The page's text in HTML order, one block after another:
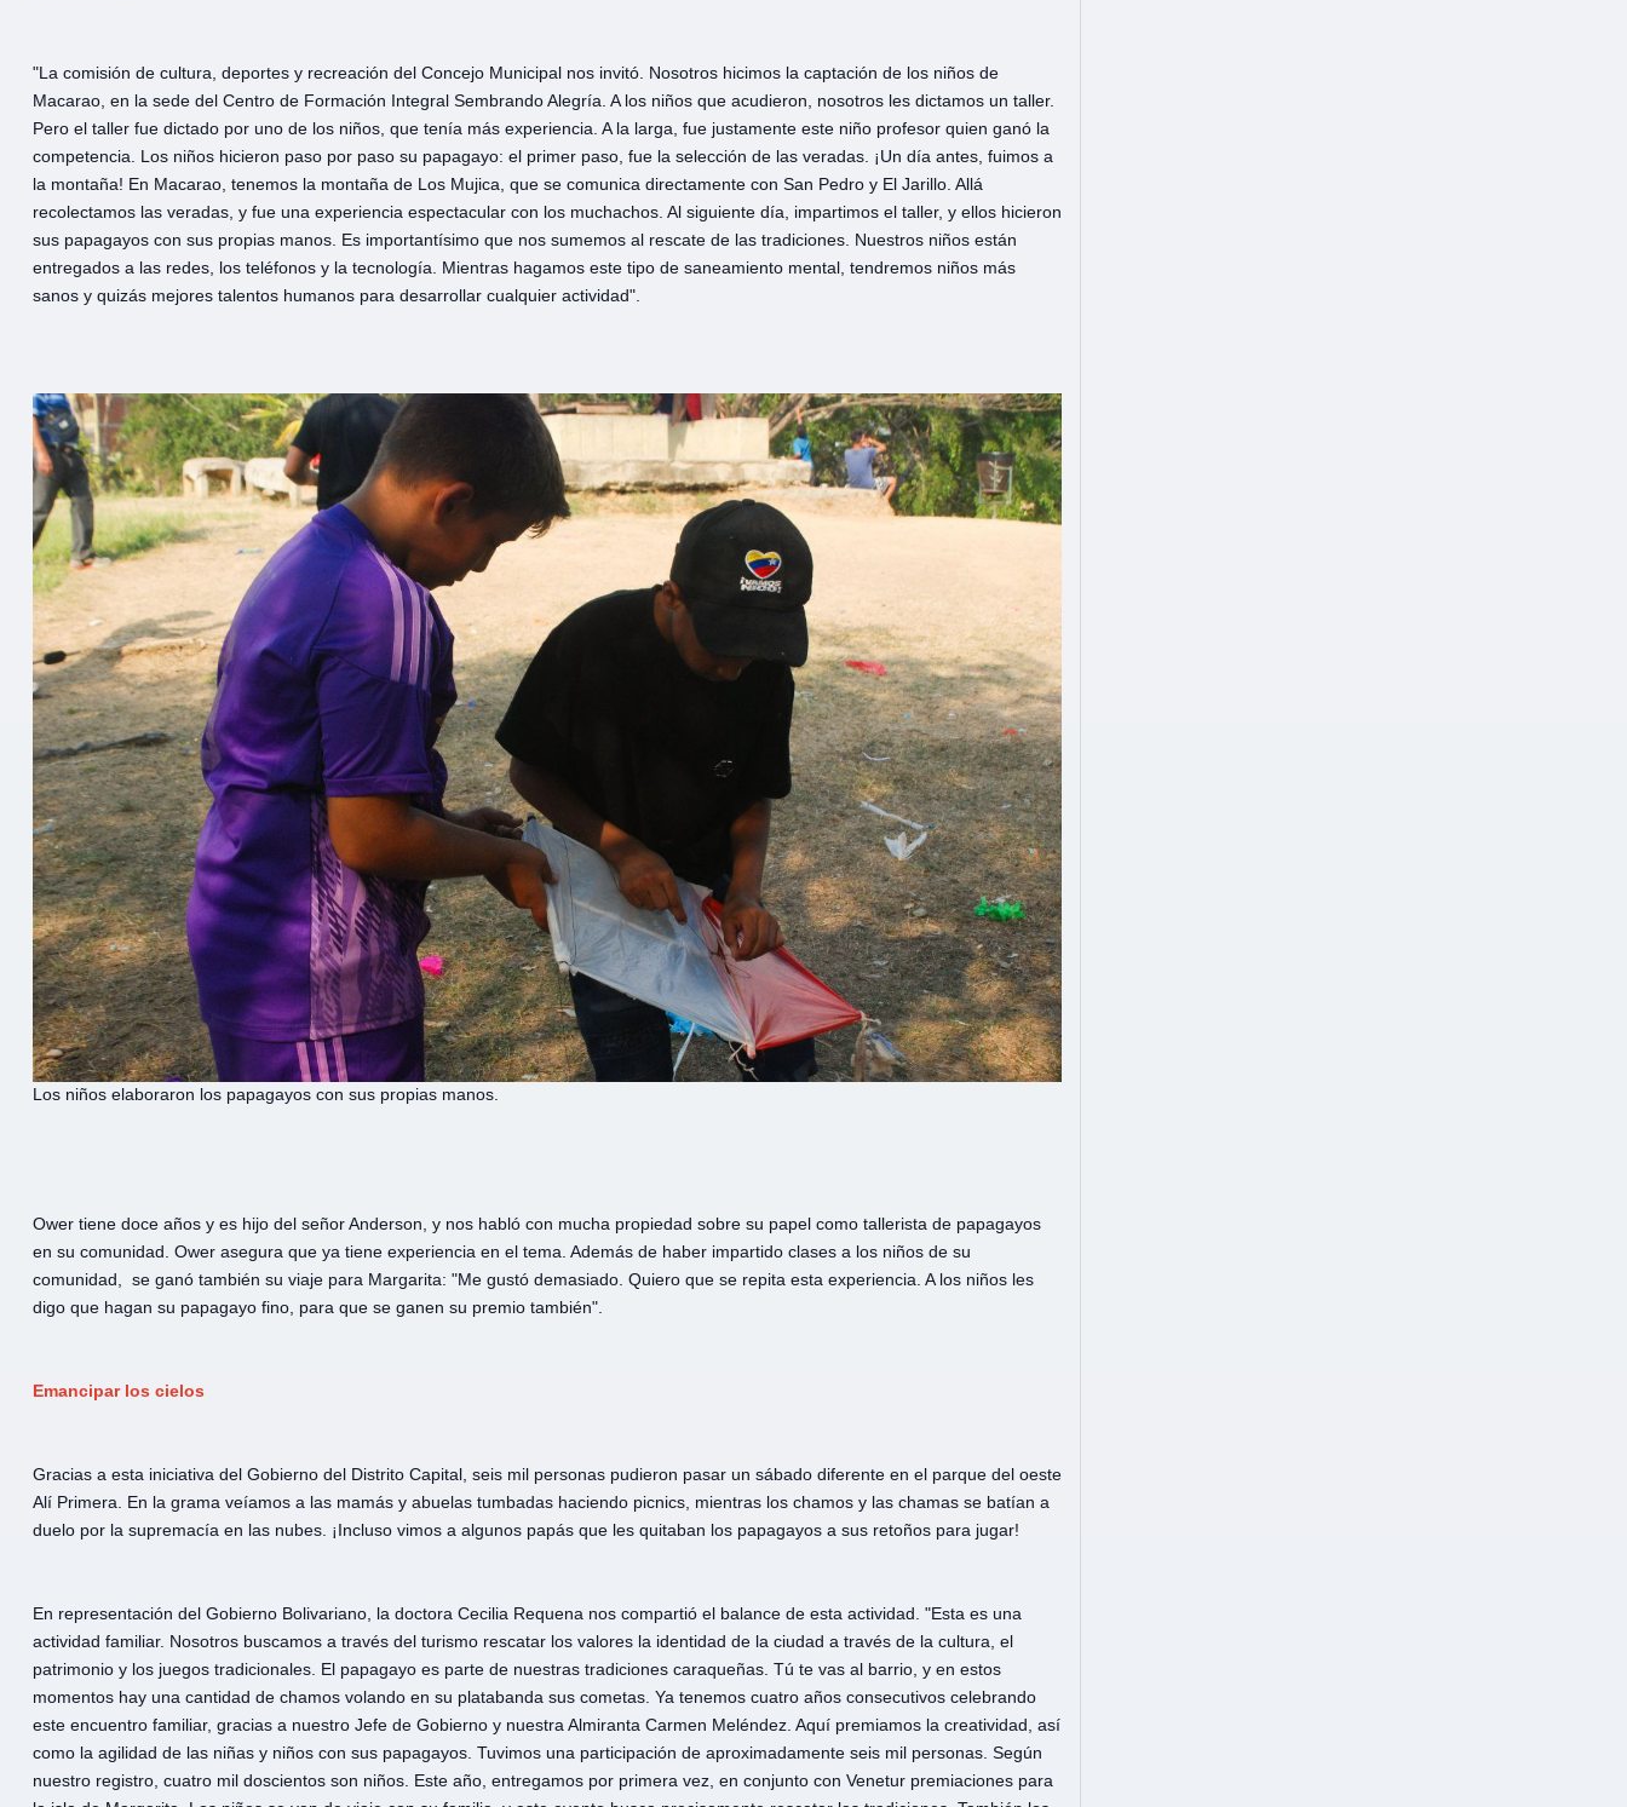
"La comisión de cultura, deportes y recreación del Concejo Municipal nos invitó. Nosotros hicimos la captación de los niños de
Macarao, en la sede del Centro de Formación Integral Sembrando Alegría. A los niños que acudieron, nosotros les dictamos un taller.
Pero el taller fue dictado por uno de los niños, que tenía más experiencia. A la larga, fue justamente este niño profesor quien ganó la
competencia. Los niños hicieron paso por paso su papagayo: el primer paso, fue la selección de las veradas. ¡Un día antes, fuimos a
la montaña! En Macarao, tenemos la montaña de Los Mujica, que se comunica directamente con San Pedro y El Jarillo. Allá
recolectamos las veradas, y fue una experiencia espectacular con los muchachos. Al siguiente día, impartimos el taller, y ellos hicieron
sus papagayos con sus propias manos. Es importantísimo que nos sumemos al rescate de las tradiciones. Nuestros niños están
entregados a las redes, los teléfonos y la tecnología. Mientras hagamos este tipo de saneamiento mental, tendremos niños más
sanos y quizás mejores talentos humanos para desarrollar cualquier actividad".
Los niños elaboraron los papagayos con sus propias manos.
Ower tiene doce años y es hijo del señor Anderson, y nos habló con mucha propiedad sobre su papel como tallerista de papagayos
en su comunidad. Ower asegura que ya tiene experiencia en el tema. Además de haber impartido clases a los niños de su
comunidad, se ganó también su viaje para Margarita: "Me gustó demasiado. Quiero que se repita esta experiencia. A los niños les
digo que hagan su papagayo fino, para que se ganen su premio también".
Emancipar los cielos
Gracias a esta iniciativa del Gobierno del Distrito Capital, seis mil personas pudieron pasar un sábado diferente en el parque del oeste
Alí Primera. En la grama veíamos a las mamás y abuelas tumbadas haciendo picnics, mientras los chamos y las chamas se batían a
duelo por la supremacía en las nubes. ¡Incluso vimos a algunos papás que les quitaban los papagayos a sus retoños para jugar!
En representación del Gobierno Bolivariano, la doctora Cecilia Requena nos compartió el balance de esta actividad. "Esta es una
actividad familiar. Nosotros buscamos a través del turismo rescatar los valores la identidad de la ciudad a través de la cultura, el
patrimonio y los juegos tradicionales. El papagayo es parte de nuestras tradiciones caraqueñas. Tú te vas al barrio, y en estos
momentos hay una cantidad de chamos volando en su platabanda sus cometas. Ya tenemos cuatro años consecutivos celebrando
este encuentro familiar, gracias a nuestro Jefe de Gobierno y nuestra Almiranta Carmen Meléndez. Aquí premiamos la creatividad, así
como la agilidad de las niñas y niños con sus papagayos. Tuvimos una participación de aproximadamente seis mil personas. Según
nuestro registro, cuatro mil doscientos son niños. Este año, entregamos por primera vez, en conjunto con Venetur premiaciones para